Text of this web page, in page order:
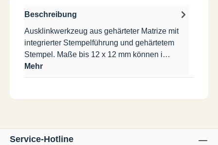
Beschreibung
Ausklinkwerkzeug aus gehärteter Matrize mit
integrierter Stempelführung und gehärtetem
Stempel. Maße bis 12 x 12 mm können i…
Mehr
Service-Hotline